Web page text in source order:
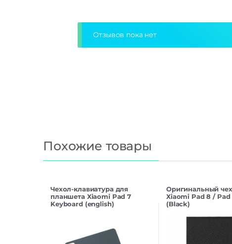
Отзывов пока нет
Похожие товары
Чехол-клавиатура для
планшета Xiaomi Pad 7
Keyboard (english)
Оригинальный
Xiaomi Pad 8 / Pad
(Black)